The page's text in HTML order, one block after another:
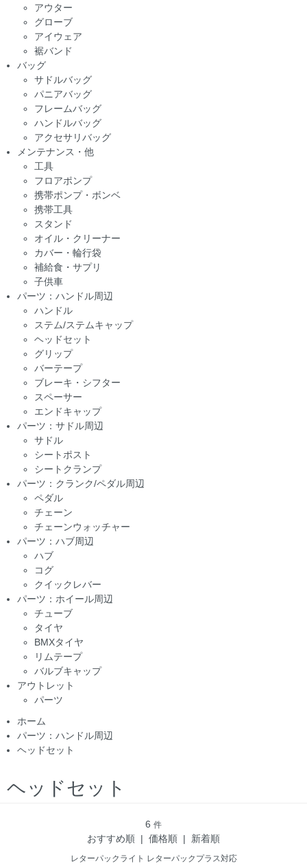
アウター
グローブ
アイウェア
裾バンド
バッグ
サドルバッグ
パニアバッグ
フレームバッグ
ハンドルバッグ
アクセサリバッグ
メンテナンス・他
工具
フロアポンプ
携帯ポンプ・ボンベ
携帯工具
スタンド
オイル・クリーナー
カバー・輪行袋
補給食・サプリ
子供車
パーツ：ハンドル周辺
ハンドル
ステム/ステムキャップ
ヘッドセット
グリップ
バーテープ
ブレーキ・シフター
スペーサー
エンドキャップ
パーツ：サドル周辺
サドル
シートポスト
シートクランプ
パーツ：クランク/ペダル周辺
ペダル
チェーン
チェーンウォッチャー
パーツ：ハブ周辺
ハブ
コグ
クイックレバー
パーツ：ホイール周辺
チューブ
タイヤ
BMXタイヤ
リムテープ
バルブキャップ
アウトレット
パーツ
ホーム
パーツ：ハンドル周辺
ヘッドセット
ヘッドセット
6 件
おすすめ順 | 価格順 | 新着順
レターパックライト レターパックプラス対応